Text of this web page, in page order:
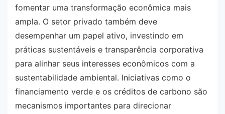
fomentar uma transformação econômica mais
ampla. O setor privado também deve
desempenhar um papel ativo, investindo em
práticas sustentáveis e transparência corporativa
para alinhar seus interesses econômicos com a
sustentabilidade ambiental. Iniciativas como o
financiamento verde e os créditos de carbono são
mecanismos importantes para direcionar